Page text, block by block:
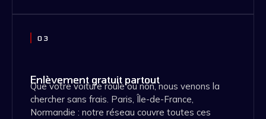
03
Enlèvement gratuit partout
Que votre voiture roule ou non, nous venons la
chercher sans frais. Paris, Île-de-France,
Normandie : notre réseau couvre toutes ces